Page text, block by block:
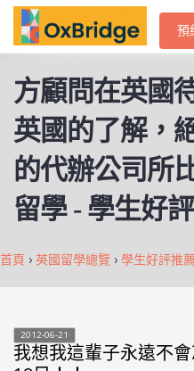
預
方顧問在英國
英國的了解，
的代辦公司所
留學 - 學生好
首頁 › 英國留學總覽 › 學生好評推薦
2012-06-21
我想我這輩子永遠不